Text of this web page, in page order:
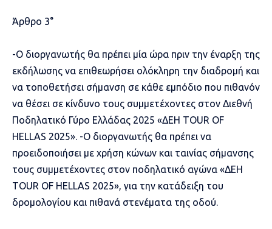
Άρθρο 3°
-Ο διοργανωτής θα πρέπει μία ώρα πριν την έναρξη της
εκδήλωσης να επιθεωρήσει ολόκληρη την διαδρομή και
να τοποθετήσει σήμανση σε κάθε εμπόδιο που πιθανόν
να θέσει σε κίνδυνο τους συμμετέχοντες στον Διεθνή
Ποδηλατικό Γύρο Ελλάδας 2025 «ΔΕΗ TOUR OF
HELLAS 2025». -Ο διοργανωτής θα πρέπει να
προειδοποιήσει με χρήση κώνων και ταινίας σήμανσης
τους συμμετέχοντες στον ποδηλατικό αγώνα «ΔΕΗ
TOUR OF HELLAS 2025», για την κατάδειξη του
δρομολογίου και πιθανά στενέματα της οδού.